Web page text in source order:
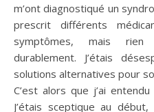
m’ont diagnostiqué un
prescrit différents
symptômes, mais rien
durablement. J’étais
solutions alternatives pour
C’est alors que j’ai
J’étais sceptique au